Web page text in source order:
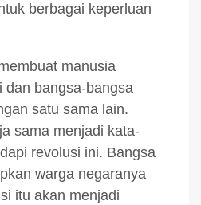
berbagai keperluan
manusia
dan bangsa-bangsa
satu sama lain.
sama menjadi kata-
revolusi ini. Bangsa
warga negaranya
itu akan menjadi